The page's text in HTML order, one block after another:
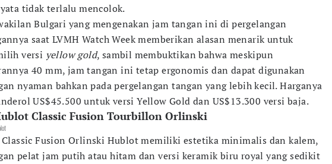
tidak terlalu mencolok.
Bulgari yang mengenakan jam tangan ini di pergelangan
saat LVMH Watch Week memberikan alasan menarik untuk
versi yellow gold, sambil membuktikan bahwa meskipun
40 mm, jam tangan ini tetap ergonomis dan dapat digunakan
nyaman bahkan pada pergelangan tangan yang lebih kecil. Harganya
US$45.500 untuk versi Yellow Gold dan US$13.300 versi baja.
Classic Fusion Tourbillon Orlinski
Classic Fusion Orlinski Hublot memiliki estetika minimalis dan kalem,
pelat jam putih atau hitam dan versi keramik biru royal yang sedikit